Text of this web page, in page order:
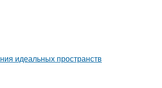
идеальных пространств